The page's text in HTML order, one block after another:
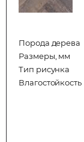
Порода дерева
Размеры, мм
Тип рисунка
Влагостойкость